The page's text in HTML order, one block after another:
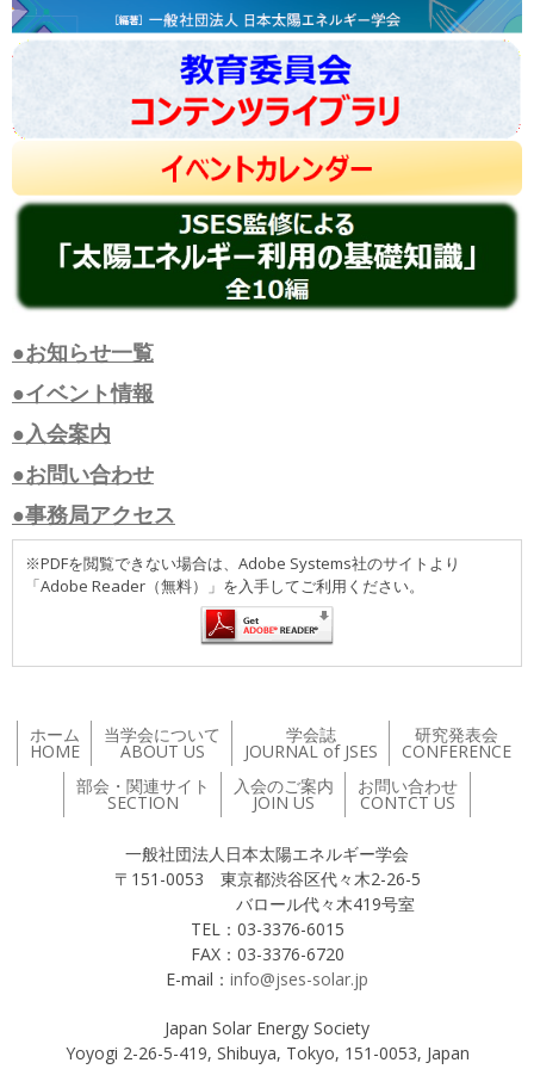
●お知らせ一覧
●イベント情報
●入会案内
●お問い合わせ
●事務局アクセス
※PDFを閲覧できない場合は、Adobe Systems社のサイトより
「Adobe Reader（無料）」を入手してご利用ください。
ホーム
HOME
当学会について
ABOUT US
学会誌
JOURNAL of JSES
研究発表会
CONFERENCE
部会・関連サイト
SECTION
入会のご案内
JOIN US
お問い合わせ
CONTCT US
一般社団法人日本太陽エネルギー学会
〒151-0053 東京都渋谷区代々木2-26-5
バロール代々木419号室
TEL：03-3376-6015
FAX：03-3376-6720
E-mail： info@jses-solar.jp
Japan Solar Energy Society
Yoyogi 2-26-5-419, Shibuya, Tokyo, 151-0053, Japan